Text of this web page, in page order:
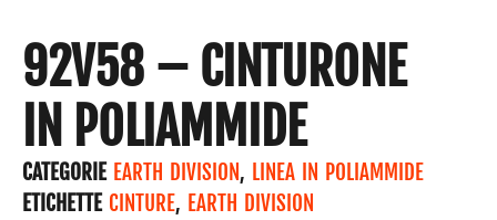
92V58 – CINTURONE
IN POLIAMMIDE
CATEGORIE EARTH DIVISION, LINEA IN POLIAMMIDE
ETICHETTE CINTURE, EARTH DIVISION